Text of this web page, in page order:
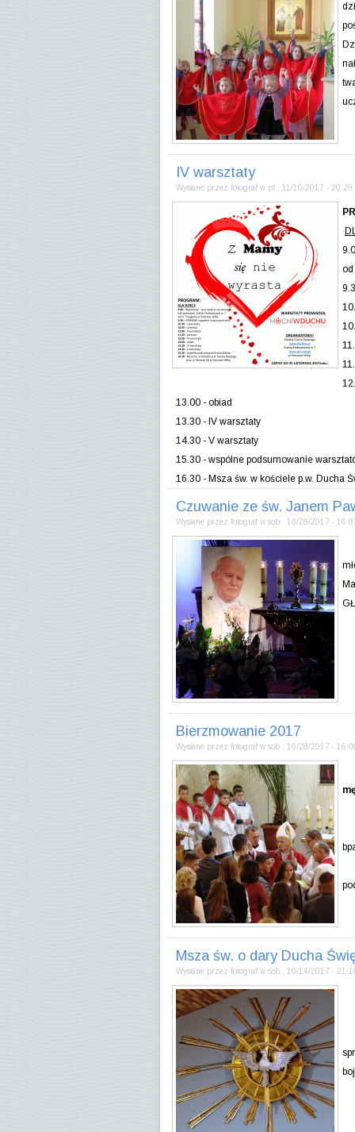
IV warsztaty
Wysłane przez fotograf w pt., 11/10/2017 - 20:29
od
13.00 - obiad
13.30 - IV warsztaty
14.30 - V warsztaty
15.30 - wspólne podsumowanie
16.30 - Msza św. w kościele p.w. Ducha
Czuwanie ze św. Janem
Wysłane przez fotograf w sob., 10/28/2017 -
Bierzmowanie 2017
Wysłane przez fotograf w sob., 10/28/2017 -
Msza św. o dary Ducha
Wysłane przez fotograf w sob., 10/14/2017 -